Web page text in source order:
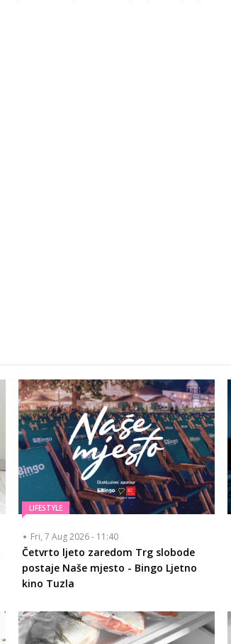
LIFESTYLE
Fri, 7 Aug 2026 - 11:40
Četvrto ljeto zaredom Trg slobode
postaje Naše mjesto - Bingo Ljetno
kino Tuzla